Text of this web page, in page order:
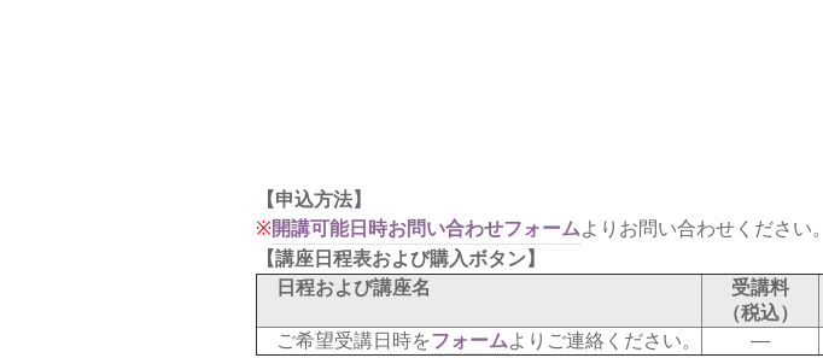
【申込方法】
※開講可能日時お問い合わせフォームよりお問い合わせください。
【講座日程表および購入ボタン】
日程および講座名
受講料
（税込）
ご希望受講日時をフォームよりご連絡ください。 ―